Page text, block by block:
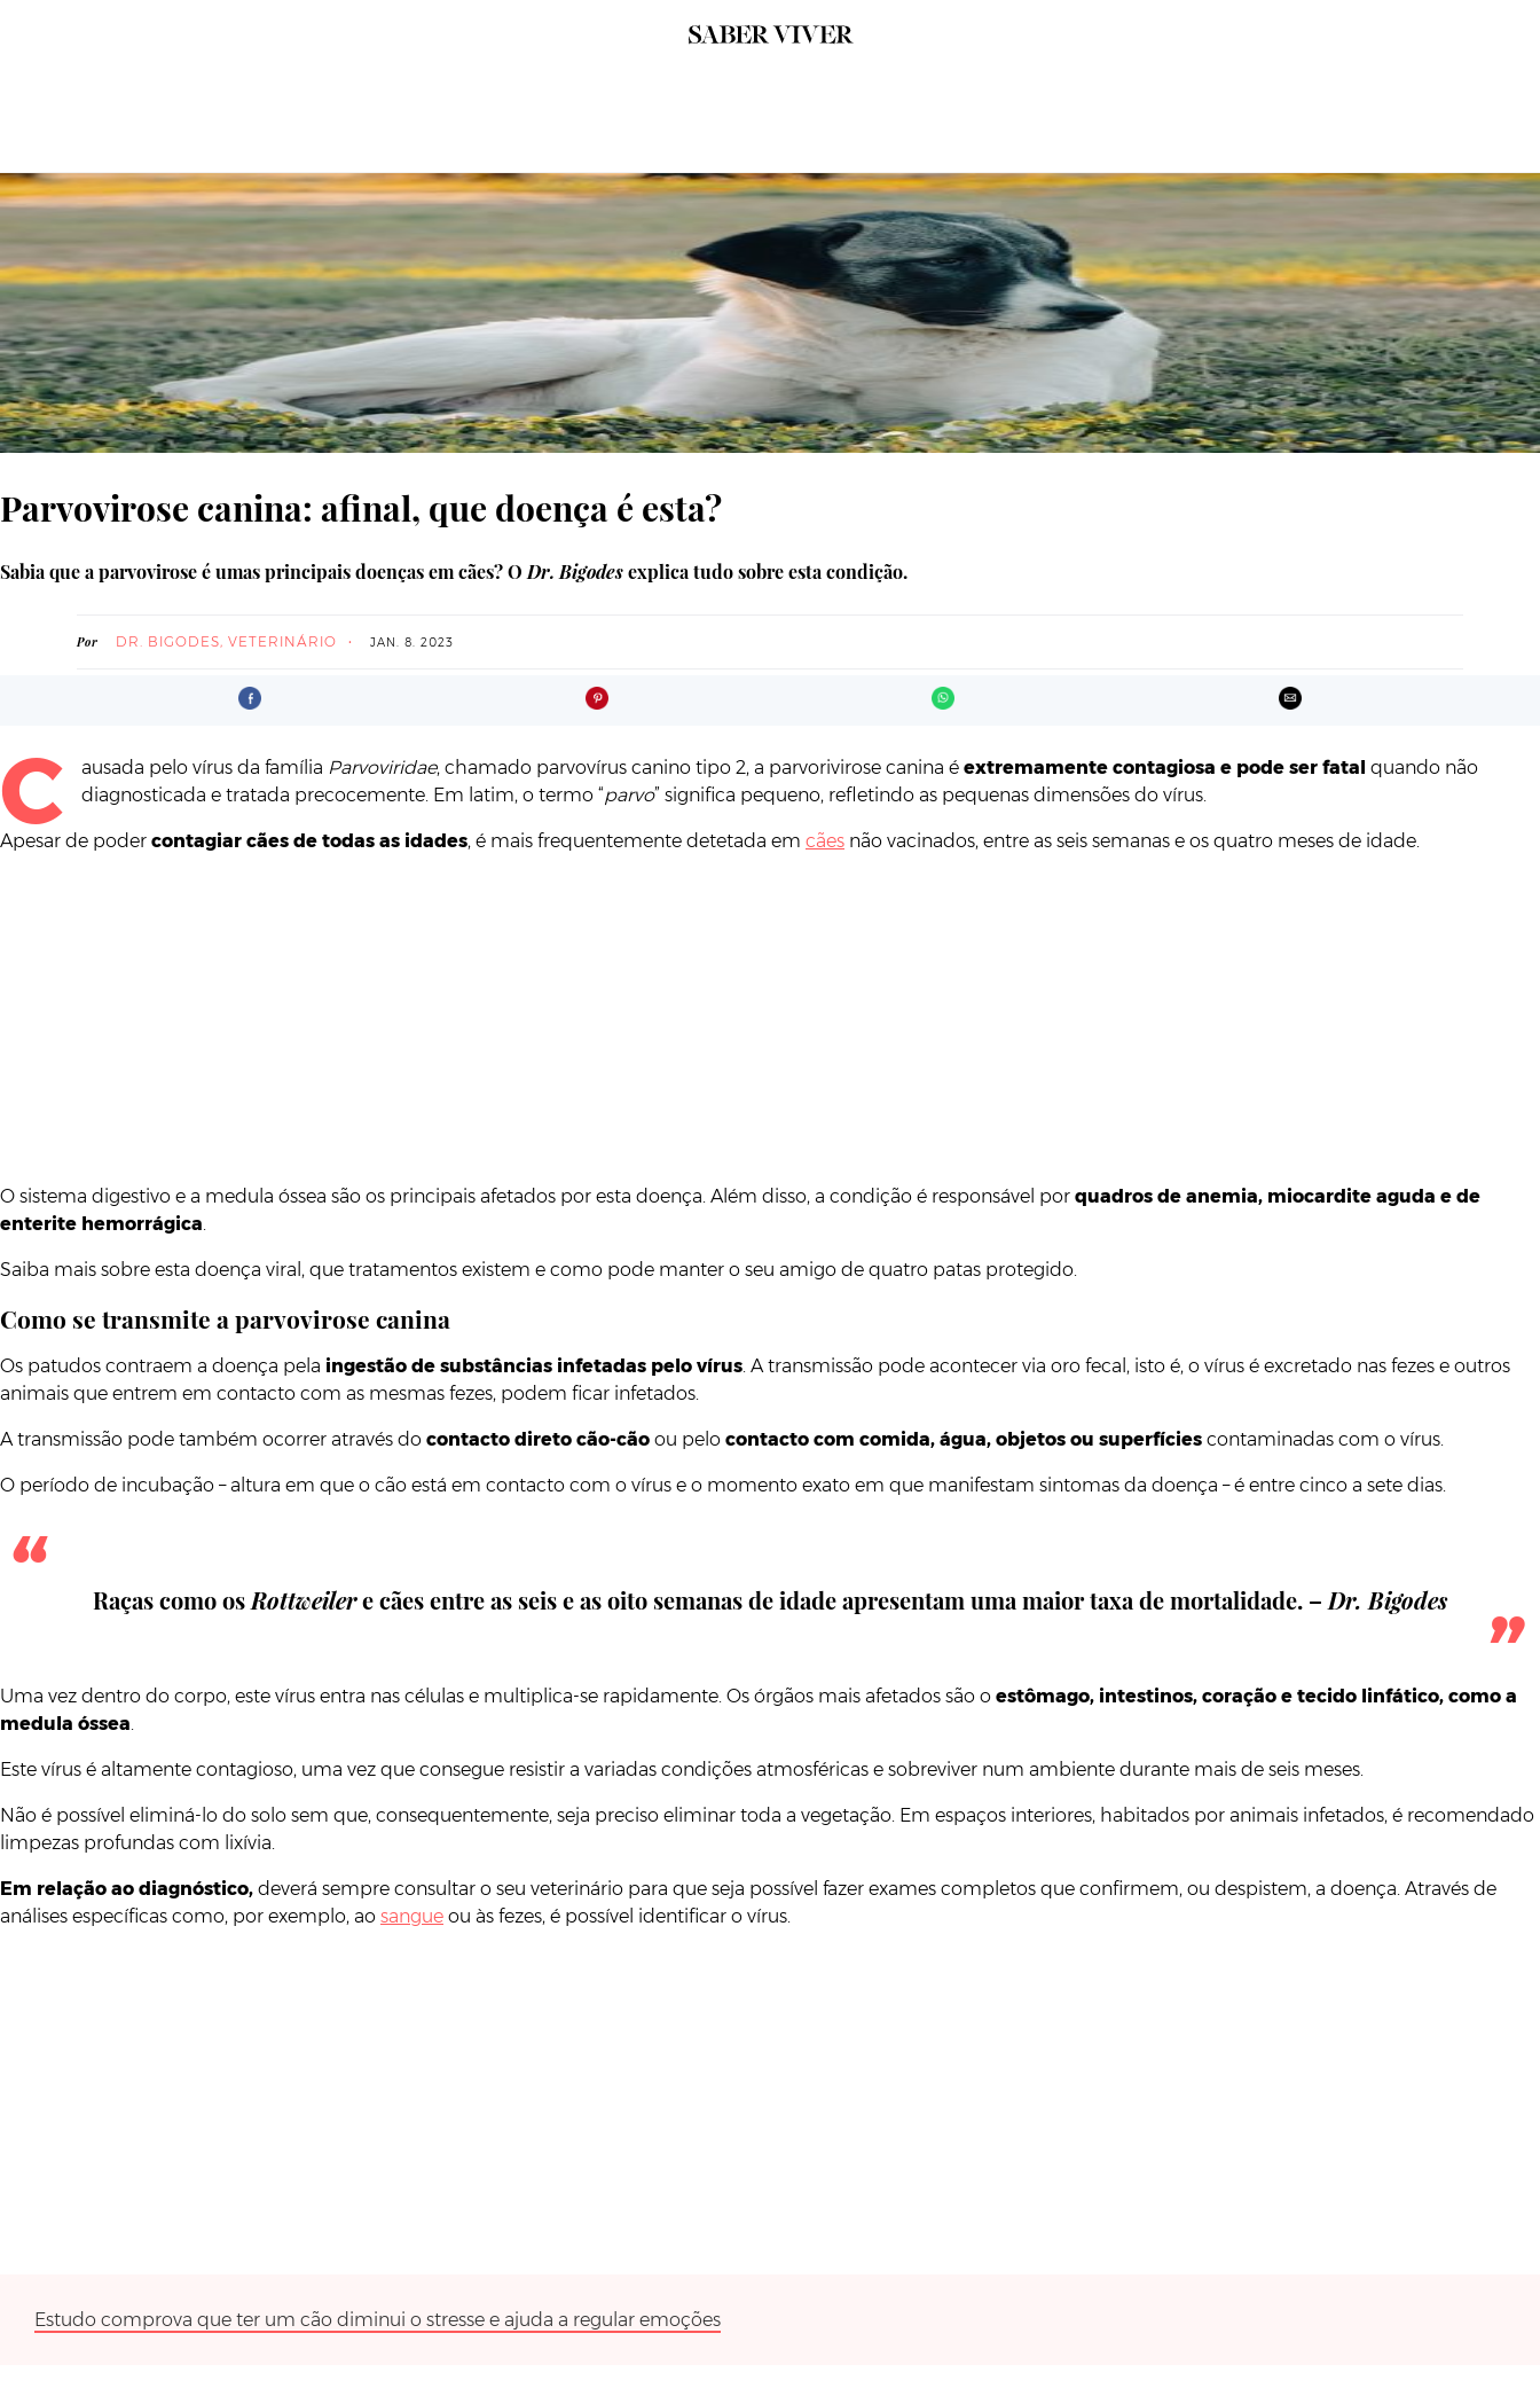
© Pexels
Parvovirose canina: afinal, que doença é esta?
Sabia que a parvovirose é umas principais doenças em cães? O Dr. Bigodesexplica tudo sobre esta condição.
Por DR. BIGODES, VETERINÁRIO JAN. 8. 2023
C ausada pelo vírus da família Parvoviridae, chamado parvovírus canino tipo 2, a parvorivirose canina é extremamente contagiosa e pode ser fatal quando não
diagnosticada e tratada precocemente. Em latim, o termo “parvo” significa pequeno, refletindo as pequenas dimensões do vírus.
Apesar de poder contagiar cães de todas as idades, é mais frequentemente detetada em cães não vacinados, entre as seis semanas e os quatro meses de idade.
O sistema digestivo e a medula óssea são os principais afetados por esta doença. Além disso, a condição é responsável por quadros de anemia, miocardite aguda e de
enterite hemorrágica
Saiba mais sobre esta doença viral, que tratamentos existem e como pode manter o seu amigo de quatro patas protegido.
Como se transmite a parvovirose canina
Os patudos contraem a doença pela ingestão de substâncias infetadas pelo vírus. A transmissão pode acontecer via oro fecal, isto é, o vírus é excretado nas fezes e outros
animais que entrem em contacto com as mesmas fezes, podem ficar infetados.
A transmissão pode também ocorrer através do contacto direto cão-cão ou pelo contacto com comida, água, objetos ou superfícies contaminadas com o vírus.
O período de incubação – altura em que o cão está em contacto com o vírus e o momento exato em que manifestam sintomas da doença – é entre cinco a sete dias.
Raças como os Rottweilere cães entre as seis e as oito semanas de idade apresentam uma maior taxa de mortalidade. – Dr. Bigodes
Uma vez dentro do corpo, este vírus entra nas células e multiplica-se rapidamente. Os órgãos mais afetados são o estômago, intestinos, coração e tecido linfático, como a
medula óssea.
Este vírus é altamente contagioso, uma vez que consegue resistir a variadas condições atmosféricas e sobreviver num ambiente durante mais de seis meses.
Não é possível eliminá-lo do solo sem que, consequentemente, seja preciso eliminar toda a vegetação. Em espaços interiores, habitados por animais infetados, é recomendado
limpezas profundas com lixívia.
Em relação ao diagnóstico, deverá sempre consultar o seu veterinário para que seja possível fazer exames completos que confirmem, ou despistem, a doença. Através de
análises específicas como, por exemplo, ao sangue ou às fezes, é possível identificar o vírus.
Estudo comprova que ter um cão diminui o stresse e ajuda a regular emoções